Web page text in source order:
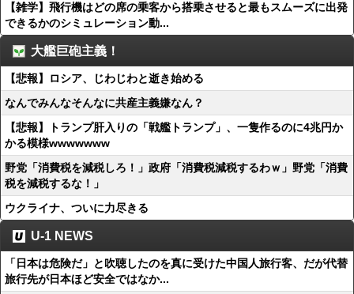
【雑学】飛行機はどの席の乗客から搭乗させると最もスムーズに出発
できるかのシミュレーション動...
大艦巨砲主義！
【悲報】ロシア、じわじわと逝き始める
なんでみんなそんなに共産主義嫌なん？
【悲報】トランプ肝入りの「戦艦トランプ」、一隻作るのに4兆円か
かる模様wwwwwww
野党「消費税を減税しろ！」政府「消費税減税するわｗ」野党「消費
税を減税するな！」
ウクライナ、ついに力尽きる
U-1 NEWS
「日本は危険だ」と吹聴したのを真に受けた中国人旅行客、だが代替
旅行先が日本ほど安全ではなか...